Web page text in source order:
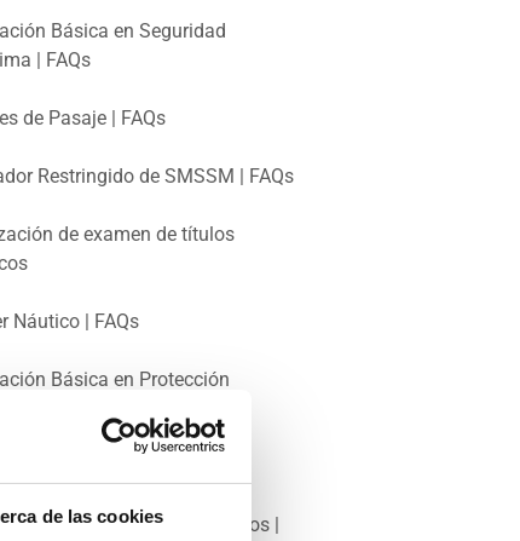
de las cookies
Básica en Seguridad
| FAQs
de Pasaje | FAQs
Restringido de SMSSM | FAQs
de examen de títulos
Náutico | FAQs
Básica en Protección
en Lucha contra Incendios |